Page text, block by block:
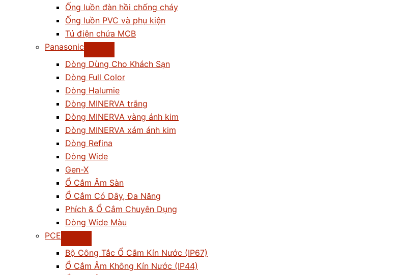
Ống luồn đàn hồi chống cháy
Ống luồn PVC và phụ kiện
Tủ điện chứa MCB
Panasonic
Dòng Dùng Cho Khách Sạn
Dòng Full Color
Dòng Halumie
Dòng MINERVA trắng
Dòng MINERVA vàng ánh kim
Dòng MINERVA xám ánh kim
Dòng Refina
Dòng Wide
Gen-X
Ổ Cắm Âm Sàn
Ổ Cắm Có Dây, Đa Năng
Phích & Ổ Cắm Chuyên Dụng
Dòng Wide Màu
PCE
Bộ Công Tắc Ổ Cắm Kín Nước (IP67)
Ổ Cắm Âm Không Kín Nước (IP44)